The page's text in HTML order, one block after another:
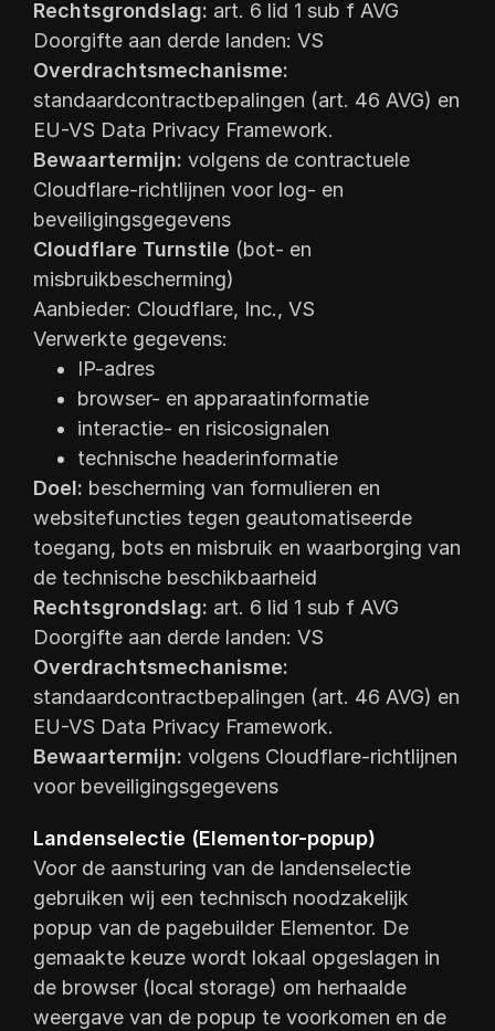
Rechtsgrondslag: art. 6 lid 1 sub f AVG
Doorgifte aan derde landen: VS
Overdrachtsmechanisme:
standaardcontractbepalingen (art. 46 AVG) en
EU-VS Data Privacy Framework.
Bewaartermijn: volgens de contractuele
Cloudflare-richtlijnen voor log- en
beveiligingsgegevens
Cloudflare Turnstile (bot- en
misbruikbescherming)
Aanbieder: Cloudflare, Inc., VS
Verwerkte gegevens:
IP-adres
browser- en apparaatinformatie
interactie- en risicosignalen
technische headerinformatie
Doel: bescherming van formulieren en
websitefuncties tegen geautomatiseerde
toegang, bots en misbruik en waarborging van
de technische beschikbaarheid
Rechtsgrondslag: art. 6 lid 1 sub f AVG
Doorgifte aan derde landen: VS
Overdrachtsmechanisme:
standaardcontractbepalingen (art. 46 AVG) en
EU-VS Data Privacy Framework.
Bewaartermijn: volgens Cloudflare-richtlijnen
voor beveiligingsgegevens
Landenselectie (Elementor-popup)
Voor de aansturing van de landenselectie
gebruiken wij een technisch noodzakelijk
popup van de pagebuilder Elementor. De
gemaakte keuze wordt lokaal opgeslagen in
de browser (local storage) om herhaalde
weergave van de popup te voorkomen en de